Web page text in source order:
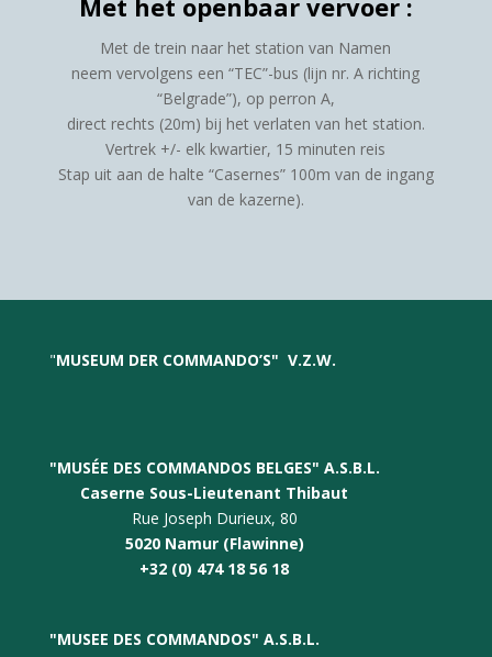
Met het openbaar vervoer :
Met de trein naar het station van Namen
neem vervolgens een “TEC”-bus (lijn nr. A richting
“Belgrade”), op perron A,
direct rechts (20m) bij het verlaten van het station.
Vertrek +/- elk kwartier, 15 minuten reis
Stap uit aan de halte “Casernes” 100m van de ingang
van de kazerne).
"MUSEUM DER COMMANDO’S" V.Z.W.
"MUSÉE DES COMMANDOS BELGES" A.S.B.L.
Caserne Sous-Lieutenant Thibaut
Rue Joseph Durieux, 80
5020 Namur (Flawinne)
+32 (0) 474 18 56 18
"MUSEE DES COMMANDOS" A.S.B.L.